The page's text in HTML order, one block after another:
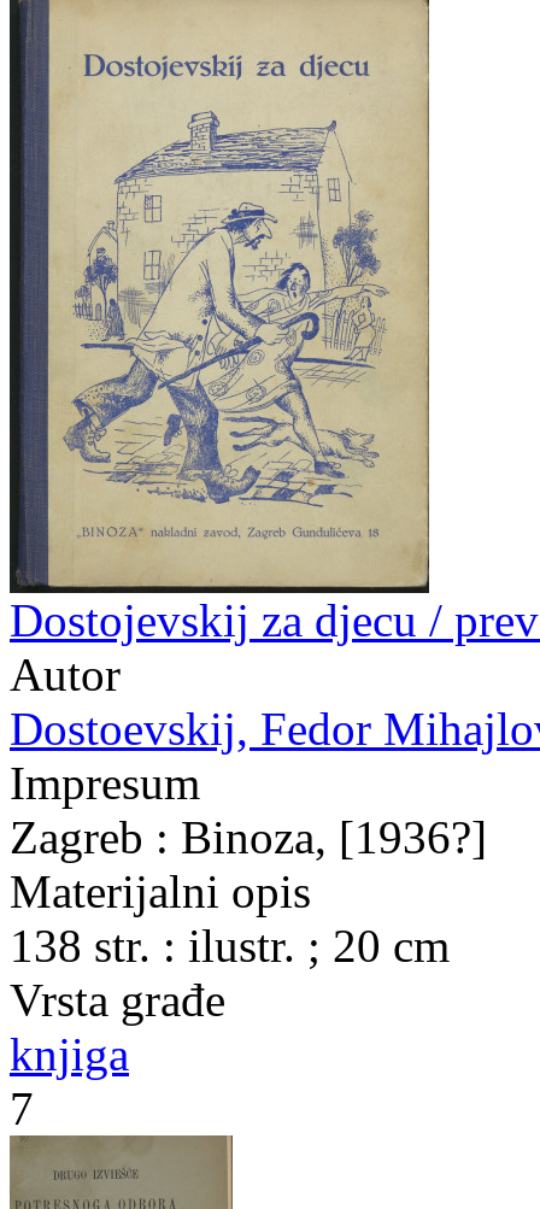
Dostojevskij za djecu /
Autor
Dostoevskij, Fedor
Impresum
Zagreb : Binoza, [1936?]
Materijalni opis
138 str. : ilustr. ; 20 cm
Vrsta građe
knjiga
7